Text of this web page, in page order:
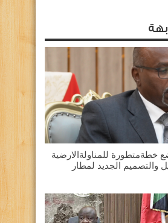
خطةمتطورة للمناولةالارضية
والتصميم الجديد لمطار